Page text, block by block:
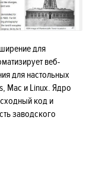
для
веб-
для настольных
Mac и Linux. Ядро
код и
заводского